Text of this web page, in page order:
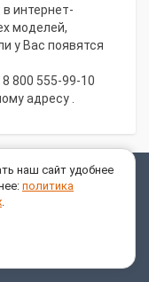
интернет-
моделей,
у Вас появятся
800 555-99-10
адресу .
наш сайт удобнее
политика
.